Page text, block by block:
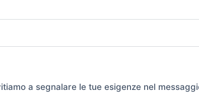
a segnalare le tue esigenze nel